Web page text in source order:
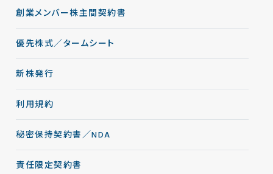
創業メンバー株主間契約書
優先株式／タームシート
新株発行
利用規約
秘密保持契約書／NDA
責任限定契約書